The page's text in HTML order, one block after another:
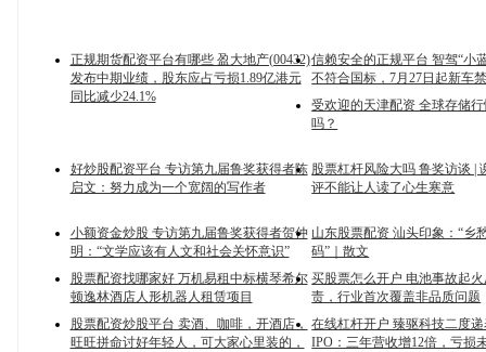
正规期货配资平台有哪些 盈大地产(00432)
发布中期业绩，股东应占亏损1.89亿港元
同比减少24.1%
信赖安全的正规平台 智驾“小
不符合国标，7月27日起新车
受欢迎的天津配资 全球存储
吗？
好炒股配资平台 专访第九届鲁奖获得者陈
启文：努力成为一个宽阔的写作者
股票杠杆风险大吗 鲁奖访谈 |
评不能让人读了心生寒意
小额资金炒股 专访第九届鲁奖获得者贺仲
明：“文学应该有人文和社会关怀意识”
山东股票配资 汕头印象：“乡
码”｜散文
股票配资找哪家好 万机易租中标横琴希尔
顿逸林酒店人形机器人租赁项目
买股票怎么开户 电池事故起
责，行业首次覆盖非品质问题
股票配资炒股平台 卖酒、咖啡，开酒店，
旺旺拼命讨好年轻人，可大家心里装的，
在线杠杆开户 臻驱科技二度
IPO：三年营收增12倍，亏损